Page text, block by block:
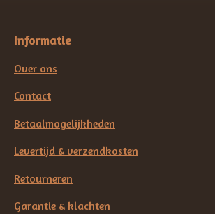
Informatie
Over ons
Contact
Betaalmogelijkheden
Levertijd & verzendkosten
Retourneren
Garantie & klachten